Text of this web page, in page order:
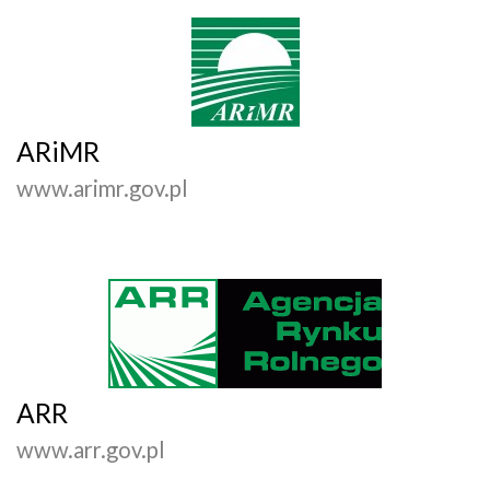
ARiMR
www.arimr.gov.pl
ARR
www.arr.gov.pl